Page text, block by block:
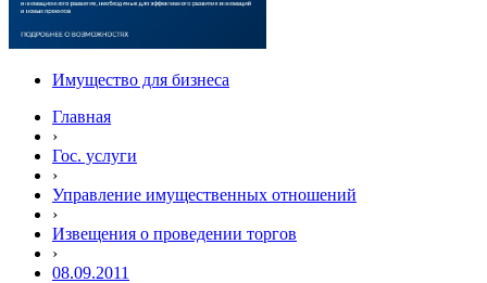
Имущество для бизнеса
Главная
›
Гос. услуги
›
Управление имущественных отношений
›
Извещения о проведении торгов
›
08.09.2011